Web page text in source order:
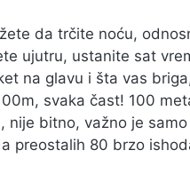
da trčite noću,
ujutru, ustanite sat
na glavu i šta vas
svaka čast! 100
bitno, važno je
preostalih 80 brzo